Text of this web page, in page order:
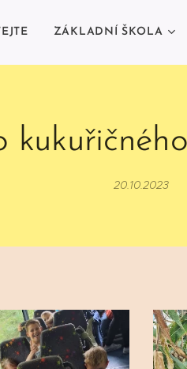
ZÁKLADNÍ ŠKOLA
20.10.2023